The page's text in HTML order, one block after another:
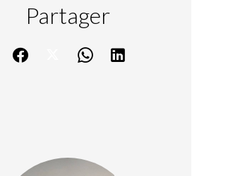
Partager